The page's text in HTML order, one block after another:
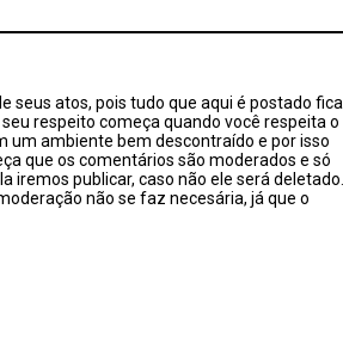
seus atos, pois tudo que aqui é postado fica
respeito começa quando você respeita o
um ambiente bem descontraído e por isso
que os comentários são moderados e só
iremos publicar, caso não ele será deletado.
não se faz necesária, já que o